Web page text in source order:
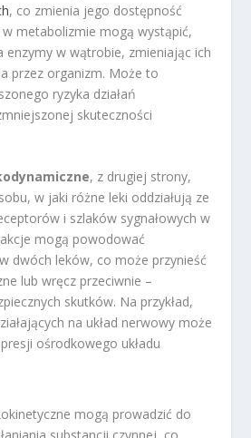
, co zmienia jego dostępność
metabolizmie mogą wystąpić,
enzymy w wątrobie, zmieniając ich
przez organizm. Może to
ryzyka działań
skuteczności
, z drugiej strony,
w jaki różne leki oddziałują ze
i szlaków sygnałowych w
mogą powodować
dwóch leków, co może przynieść
lub wręcz przeciwnie –
skutków. Na przykład,
na układ nerwowy może
ośrodkowego układu
mogą prowadzić do